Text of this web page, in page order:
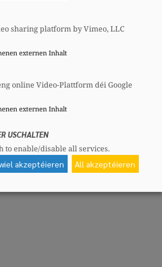
sharing platform by Vimeo, LLC
externen Inhalt
online Video-Plattform déi Google
externen Inhalt
USCHALTEN
to enable/disable all services.
akzeptéieren All akzeptéieren